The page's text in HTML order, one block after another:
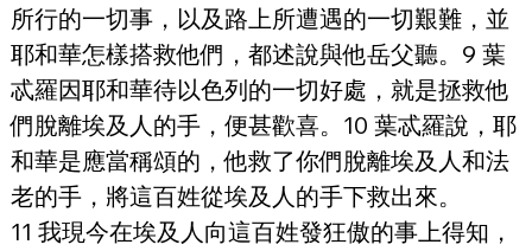
所行的一切事，以及路上所遭遇的一切艱難，並
耶和華怎樣搭救他們，都述說與他岳父聽。9 葉
忒羅因耶和華待以色列的一切好處，就是拯救他
們脫離埃及人的手，便甚歡喜。10 葉忒羅說，耶
和華是應當稱頌的，他救了你們脫離埃及人和法
老的手，將這百姓從埃及人的手下救出來。
11 我現今在埃及人向這百姓發狂傲的事上得知，